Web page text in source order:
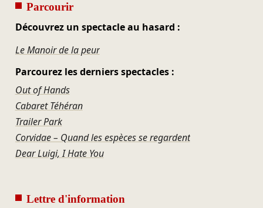
Parcourir
Découvrez un spectacle au hasard :
Le Manoir de la peur
Parcourez les derniers spectacles :
Out of Hands
Cabaret Téhéran
Trailer Park
Corvidae – Quand les espèces se regardent
Dear Luigi, I Hate You
Lettre d'information